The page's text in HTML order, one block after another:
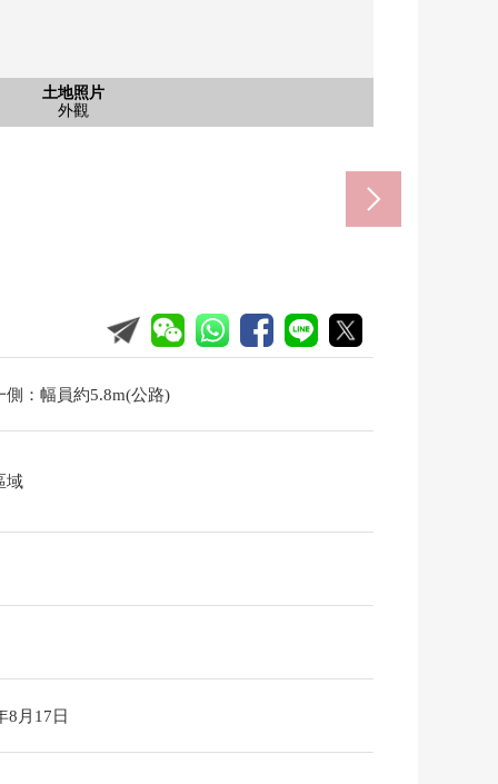
土地照片
外觀
含有前面道路的外觀
前面道路
土地照片
外觀
含有前面道路的外觀
前面道路
土地照片
外觀
含有前面道路的外觀
外觀
土地照片
外觀
土地照片
外觀
土地照片
外觀
土地照片
外觀
土地照片
外觀
土地照片
外觀
土地照片
外觀
東十條商店(約110m)
藥品東十條北口店(約160m)
立東十條小學(約270m)
側：幅員約5.8m(公路)
域
8月17日